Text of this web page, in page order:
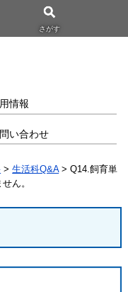
さがす
情報
い合わせ
>生活科Q&A> Q14.飼育単
ん。